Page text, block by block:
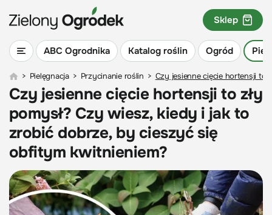
ABC Ogrodnika Katalog roślin Ogród
Sklep
> Pielęgnacja > Przycinanie roślin > Czy jesienne cięcie hortensji to
Czy jesienne cięcie hortensji to zły
pomysł? Czy wiesz, kiedy i jak to
zrobić dobrze, by cieszyć się
obfitym kwitnieniem?